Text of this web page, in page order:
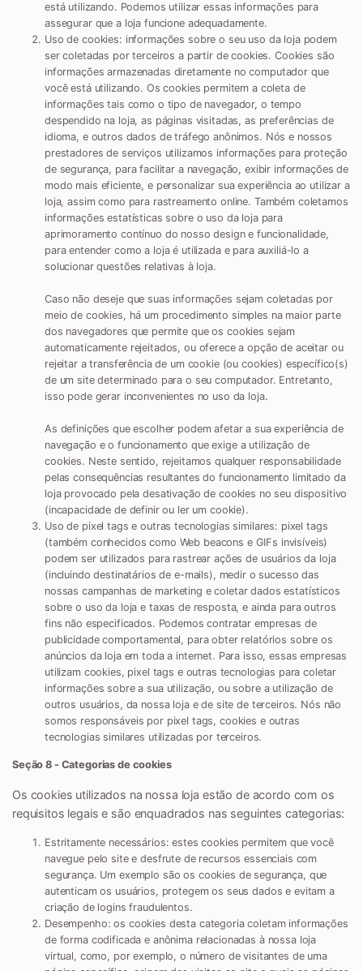
está utilizando. Podemos utilizar essas informações para
assegurar que a loja funcione adequadamente.
Uso de cookies: informações sobre o seu uso da loja podem
ser coletadas por terceiros a partir de cookies. Cookies são
informações armazenadas diretamente no computador que
você está utilizando. Os cookies permitem a coleta de
informações tais como o tipo de navegador, o tempo
despendido na loja, as páginas visitadas, as preferências de
idioma, e outros dados de tráfego anônimos. Nós e nossos
prestadores de serviços utilizamos informações para proteção
de segurança, para facilitar a navegação, exibir informações de
modo mais eficiente, e personalizar sua experiência ao utilizar a
loja, assim como para rastreamento online. Também coletamos
informações estatísticas sobre o uso da loja para
aprimoramento contínuo do nosso design e funcionalidade,
para entender como a loja é utilizada e para auxiliá-lo a
solucionar questões relativas à loja.
Caso não deseje que suas informações sejam coletadas por
meio de cookies, há um procedimento simples na maior parte
dos navegadores que permite que os cookies sejam
automaticamente rejeitados, ou oferece a opção de aceitar ou
rejeitar a transferência de um cookie (ou cookies) específico(s)
de um site determinado para o seu computador. Entretanto,
isso pode gerar inconvenientes no uso da loja.
As definições que escolher podem afetar a sua experiência de
navegação e o funcionamento que exige a utilização de
cookies. Neste sentido, rejeitamos qualquer responsabilidade
pelas consequências resultantes do funcionamento limitado da
loja provocado pela desativação de cookies no seu dispositivo
(incapacidade de definir ou ler um cookie).
Uso de pixel tags e outras tecnologias similares: pixel tags
(também conhecidos como Web beacons e GIFs invisíveis)
podem ser utilizados para rastrear ações de usuários da loja
(incluindo destinatários de e-mails), medir o sucesso das
nossas campanhas de marketing e coletar dados estatísticos
sobre o uso da loja e taxas de resposta, e ainda para outros
fins não especificados. Podemos contratar empresas de
publicidade comportamental, para obter relatórios sobre os
anúncios da loja em toda a internet. Para isso, essas empresas
utilizam cookies, pixel tags e outras tecnologias para coletar
informações sobre a sua utilização, ou sobre a utilização de
outros usuários, da nossa loja e de site de terceiros. Nós não
somos responsáveis por pixel tags, cookies e outras
tecnologias similares utilizadas por terceiros.
Seção 8 - Categorias de cookies
Os cookies utilizados na nossa loja estão de acordo com os
requisitos legais e são enquadrados nas seguintes categorias:
Estritamente necessários: estes cookies permitem que você
navegue pelo site e desfrute de recursos essenciais com
segurança. Um exemplo são os cookies de segurança, que
autenticam os usuários, protegem os seus dados e evitam a
criação de logins fraudulentos.
Desempenho: os cookies desta categoria coletam informações
de forma codificada e anônima relacionadas à nossa loja
virtual, como, por exemplo, o número de visitantes de uma